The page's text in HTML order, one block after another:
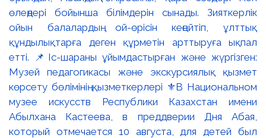
өлеңдері бойынша білімдерін сынады. Зияткерлік
ойын балалардың ой-өрісін кеңейтіп, ұлттық
құндылықтарға деген құрметін арттыруға ықпал
етті. 📌Іс-шараны ұйымдастырған және жүргізген:
Музей педагогикасы және экскурсиялық қызмет
көрсету бөлімінің қызметкерлері ⚜️В Национальном
музее искусств Республики Казахстан имени
Абылхана Кастеева, в преддверии Дня Абая,
который отмечается 10 августа, для детей был